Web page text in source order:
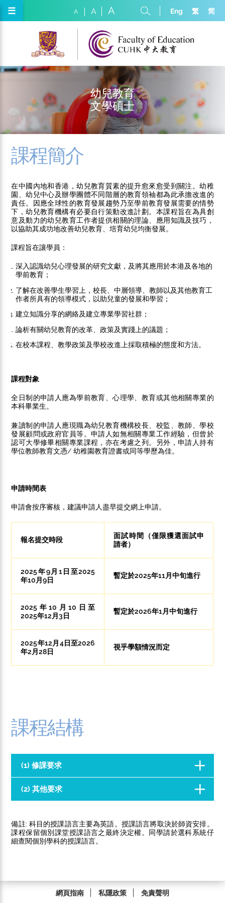
☰ A A A Eng 繁 简
幼兒教育
文學碩士
課程簡介
在中國內地和香港，幼兒教育質素的提升愈來愈受到關注。幼稚
園、幼兒中心及辦學團體不同階層的教育領袖都為此承擔改進的
責任。因應全球性的教育發展趨勢乃至學前教育發展需要的情勢
下，幼兒教育機構有必要自行策動改進計劃。本課程旨在為具創
意及動力的幼兒教育工作者提供相關的理論、應用知識及技巧，
以協助其成功地改善幼兒教育、培育幼兒均衡發展。
課程旨在讓學員：
深入認識幼兒心理發展的研究文獻，及將其應用於本港及各地的
學前教育；
了解在改善學生學習上，校長、中層領導、教師以及其他教育工
作者所具有的領導模式，以助兒童的發展和學習；
建立知識分享的網絡及建立專業學習社群；
論析有關幼兒教育的改革、政策及實踐上的議題；
在校本課程、教學政策及學校改進上採取積極的態度和方法。
課程對象
全日制的申請人應為學前教育、心理學、教育或其他相關專業的
本科畢業生。
兼讀制的申請人應現職為幼兒教育機構校長、校監、教師、學校
發展顧問或政府官員等。申請人如無相關專業工作經驗，但曾於
認可大學修畢相關專業課程，亦在考慮之列。另外，申請人持有
學位教師教育文憑/ 幼稚園教育證書或同等學歷為佳。
申請時間表
申請會按序審核，建議申請人盡早提交網上申請。
報名提交時段
面試時間（僅限獲選面試申
請者）
2025年9月1日至2025
年10月9日
暫定於2025年11月中旬進行
2025年10月10日至
2025年12月3日
暫定於2026年1月中旬進行
2025年12月4日至2026
年2月28日
視乎學額情況而定
課程結構
(1) 修課要求
(2) 其他要求
備註: 科目的授課語言主要為英語。授課語言將取決於師資安排。
課程保留個別課堂授課語言之最終決定權。同學請於選科系統仔
細查閱個別學科的授課語言。
網頁指南 私隱政策 免責聲明